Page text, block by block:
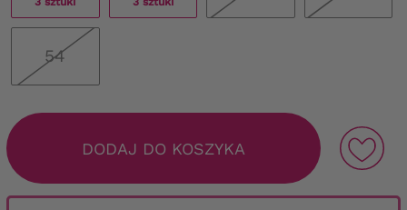
54
DODAJ DO KOSZYKA